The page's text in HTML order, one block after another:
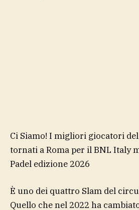
Ci Siamo! I migliori giocatori
tornati a Roma per il BNL Italy
Padel edizione 2026
È uno dei quattro Slam del
Quello che nel 2022 ha